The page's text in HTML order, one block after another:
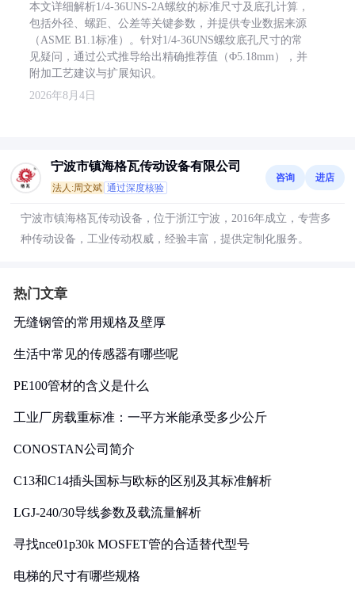
本文详细解析1/4-36UNS-2A螺纹的标准尺寸及底孔计算，
包括外径、螺距、公差等关键参数，并提供专业数据来源
（ASME B1.1标准）。针对1/4-36UNS螺纹底孔尺寸的常
见疑问，通过公式推导给出精确推荐值（Φ5.18mm），并
附加工艺建议与扩展知识。
2026年8月4日
宁波市镇海格瓦传动设备有限公司
法人:周文斌 通过深度核验
咨询 进店
宁波市镇海格瓦传动设备，位于浙江宁波，2016年成立，专营多
种传动设备，工业传动权威，经验丰富，提供定制化服务。
热门文章
无缝钢管的常用规格及壁厚
生活中常见的传感器有哪些呢
PE100管材的含义是什么
工业厂房载重标准：一平方米能承受多少公斤
CONOSTAN公司简介
C13和C14插头国标与欧标的区别及其标准解析
LGJ-240/30导线参数及载流量解析
寻找nce01p30k MOSFET管的合适替代型号
电梯的尺寸有哪些规格